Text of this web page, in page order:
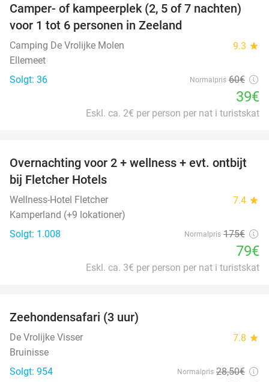
35%
Camper- of kampeerplek (2, 5 of 7 nachten)
voor 1 tot 6 personen in Zeeland
Camping De Vrolijke Molen 9.3 star
Ellemeet
Solgt: 36
Normalpris 60€
39€
Eskl. ca. 2€ per person per nat i turistskat
55%
Overnachting voor 2 + wellness + evt. ontbijt
bij Fletcher Hotels
Wellness-Hotel Fletcher 7.4 star
Kamperland (+9 lokationer)
Solgt: 1.008
Normalpris 175€
79€
Eskl. ca. 3€ per person per nat i turistskat
Zeehondensafari (3 uur)
De Vrolijke Visser 7.8 star
Bruinisse
Solgt: 954
Normalpris 28,50€